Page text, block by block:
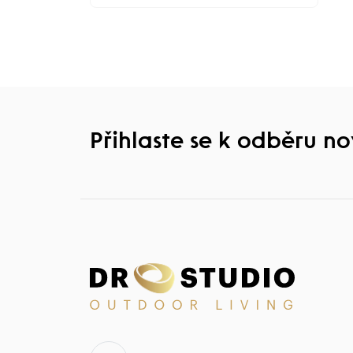
Přihlaste se k odběru